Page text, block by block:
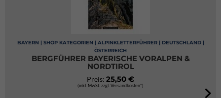
BAYERN | SHOP KATEGORIEN | ALPINKLETTERFÜHRER | DEUTSCHLAND |
ÖSTERREICH
BERGFÜHRER BAYERISCHE VORALPEN &
NORDTIROL
Preis: 25,50 €
(inkl. MwSt. zzgl. Versandkosten*)